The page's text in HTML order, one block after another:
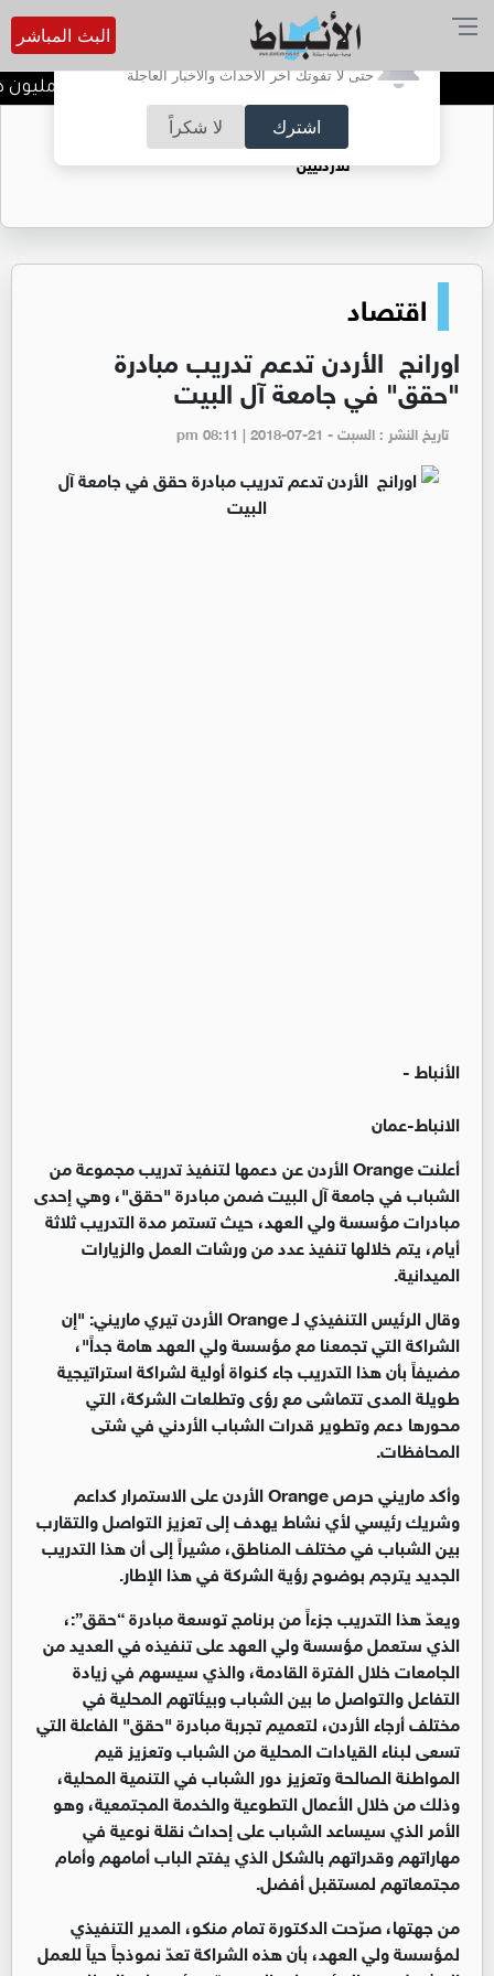
أترغب في تفعيل الإشعارات؟
حتى لا تفوتك آخر الأحداث والأخبار العاجلة
اشترك لا شكراً
البث المباشر
مصفاة البترول تحقق 62.1 مليون دينار أرباحا صافية في النصف الأول من 2026
حقل الريشة حين يتحول الغاز إلى فرص عمل
للأردنيين
اقتصاد
اورانج الأردن تدعم تدريب مبادرة
"حقق" في جامعة آل البيت
تاريخ النشر : السبت - pm 08:11 | 2018-07-21
الأنباط -
الانباط-عمان
أعلنت Orange الأردن عن دعمها لتنفيذ تدريب مجموعة من
الشباب في جامعة آل البيت ضمن مبادرة "حقق"، وهي إحدى
مبادرات مؤسسة ولي العهد، حيث تستمر مدة التدريب ثلاثة
أيام، يتم خلالها تنفيذ عدد من ورشات العمل والزيارات
الميدانية.
وقال الرئيس التنفيذي لـ Orange الأردن تيري ماريني: "إن
الشراكة التي تجمعنا مع مؤسسة ولي العهد هامة جداً"،
مضيفاً بأن هذا التدريب جاء كنواة أولية لشراكة استراتيجية
طويلة المدى تتماشى مع رؤى وتطلعات الشركة، التي
محورها دعم وتطوير قدرات الشباب الأردني في شتى
المحافظات.
وأكد ماريني حرص Orange الأردن على الاستمرار كداعم
وشريك رئيسي لأي نشاط يهدف إلى تعزيز التواصل والتقارب
بين الشباب في مختلف المناطق، مشيراً إلى أن هذا التدريب
الجديد يترجم بوضوح رؤية الشركة في هذا الإطار.
ويعدّ هذا التدريب جزءاً من برنامج توسعة مبادرة “حقق”:،
الذي ستعمل مؤسسة ولي العهد على تنفيذه في العديد من
الجامعات خلال الفترة القادمة، والذي سيسهم في زيادة
التفاعل والتواصل ما بين الشباب وبيئاتهم المحلية في
مختلف أرجاء الأردن، لتعميم تجربة مبادرة "حقق" الفاعلة التي
تسعى لبناء القيادات المحلية من الشباب وتعزيز قيم
المواطنة الصالحة وتعزيز دور الشباب في التنمية المحلية،
وذلك من خلال الأعمال التطوعية والخدمة المجتمعية، وهو
الأمر الذي سيساعد الشباب على إحداث نقلة نوعية في
مهاراتهم وقدراتهم بالشكل الذي يفتح الباب أمامهم وأمام
مجتمعاتهم لمستقبل أفضل.
من جهتها، صرّحت الدكتورة تمام منكو، المدير التنفيذي
لمؤسسة ولي العهد، بأن هذه الشراكة تعدّ نموذجاً حياً للعمل